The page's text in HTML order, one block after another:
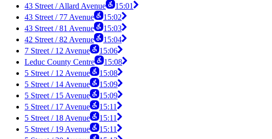
43 Street / Allard Avenue
15:01
43 Street / 77 Avenue
15:02
43 Street / 81 Avenue
15:03
42 Street / 82 Avenue
15:04
7 Street / 12 Avenue
15:06
Leduc County Centre
15:08
5 Street / 12 Avenue
15:08
5 Street / 14 Avenue
15:09
5 Street / 15 Avenue
15:09
5 Street / 17 Avenue
15:11
5 Street / 18 Avenue
15:11
5 Street / 19 Avenue
15:11